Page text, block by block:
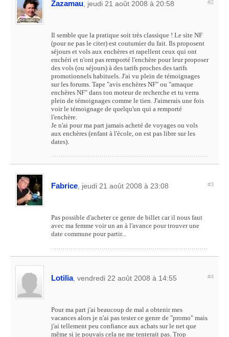
Zazamau , jeudi 21 août 2008 à 20:58 #2
Il semble que la pratique soit très classique ! Le site NF
(pour ne pas le citer) est coutumier du fait. Ils proposent
séjours et vols aux enchères et rapellent ceux qui ont
enchéri et n'ont pas remporté l'enchère pour leur proposer
des vols (ou séjours) à des tarifs proches des tarifs
promotionnels habituels. J'ai vu plein de témoignages
sur les forums. Tape "avis enchères NF" ou "arnaque
enchères NF" dans ton moteur de recherche et tu verra
plein de témoignages comme le tien. J'aimerais une fois
voir le témoignage de quelqu'un qui a remporté
l'enchère.
Je n'ai pour ma part jamais acheté de voyages ou vols
aux enchères (enfant à l'école, on est pas libre sur les
dates).
Fabrice , jeudi 21 août 2008 à 23:08 #3
Pas possible d'acheter ce genre de billet car il nous faut
avec ma femme voir un an à l'avance pour trouver une
date commune pour partir...
Lotilia, vendredi 22 août 2008 à 14:55 #4
Pour ma part j'ai beaucoup de mal a obtenir mes
vacances alors je n'ai pas tester ce genre de "promo" mais
j'ai tellement peu confiance aux achats sur le net que
même si je pouvais cela ne me tenterait pas. Trop